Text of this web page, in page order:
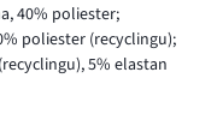
40% poliester;
poliester (recyclingu);
5% elastan